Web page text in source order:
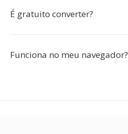
É gratuito converter?
Funciona no meu navegador?